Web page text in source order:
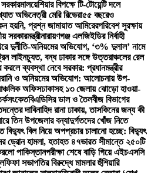
সরকারমালয়েশিয়ার বিপক্ষে টি-টোয়েন্টি দলে
অভিনেত্রী মেরি রিভেরা৫৫ বছরেও
হয়নি, প্রশ্ন জামায়াত আমিরেরপরিবেশ সুরক্ষায়
সরকারমন্ত্রীনারায়ণগঞ্জ এলজিইডির নির্বাহী
দুর্নীতি-অনিয়মের অভিযোগ, ‘৩% দুলাল’ নামে
লাইনচ্যুত, বন্ধ ঢাকার সঙ্গে উত্তরাঞ্চলের রেল
ব্যবস্থা নেবে সরকার: প্রধানমন্ত্রীর
ও অনিয়মের অভিযোগ: আলোচনায় উপ-
অফিসঢাকাসহ ১৩ জেলায় ঝোড়ো হাওয়া-
বিএডিসির ডাল ও তৈলবীজ বিভাগের
দাবিনাহিদ রানা ঢাকায়, তাসকিনের জন্য কী
তিন উপজেলার বন্যাদুর্গতদের খোঁজ নিতে
বিদ্যুৎ বিল নিয়ে অপপ্রচার চালানো হচ্ছে: বিদ্যুৎ
ড্রোন হামলা, হতাহত ৪৭ভারত সীমান্তে ২৫০টি
পাকিস্তানপরীক্ষা শেষে বাড়ি গিয়ে এইচএসসি
ফিফা সভাপতির বিরুদ্ধে মামলার হুঁশিয়ারি